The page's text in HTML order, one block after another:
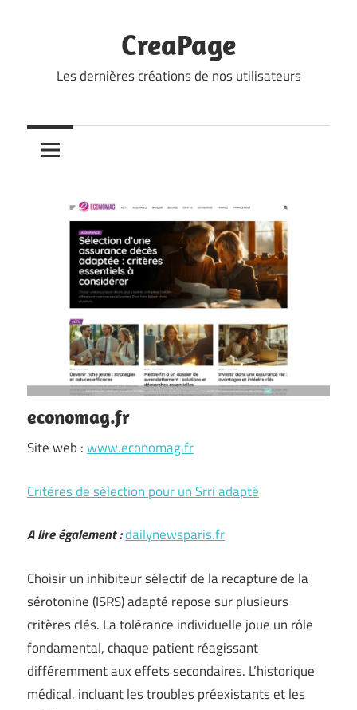
CreaPage
Les dernières créations de nos utilisateurs
economag.fr
Site web :www.economag.fr
Critères de sélection pour un Srri adapté
A lire également :dailynewsparis.fr
Choisir un inhibiteur sélectif de la recapture de la
sérotonine (ISRS) adapté repose sur plusieurs
critères clés. La tolérance individuelle joue un rôle
fondamental, chaque patient réagissant
différemment aux effets secondaires. L’historique
médical, incluant les troubles préexistants et les